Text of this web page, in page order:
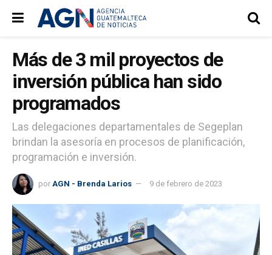
Más de 3 mil proyectos de
inversión pública han sido
programados
Las delegaciones departamentales de Segeplan
brindan la asesoría en procesos de planificación,
programación e inversión.
por AGN - Brenda Larios 9 de febrero de 2023